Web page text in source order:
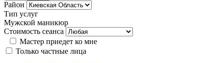
Район
Тип услуг
Мужской маникюр
Стоимость сеанса
Мастер приедет ко мне
Только частные лица